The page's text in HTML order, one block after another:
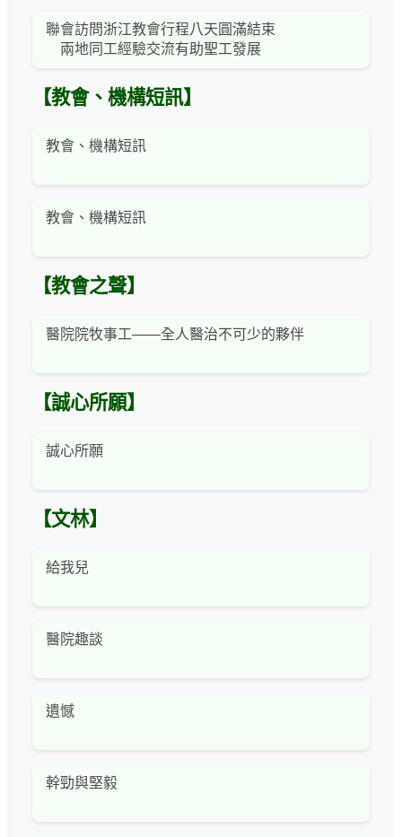
聯會訪問浙江教會行程八天圓滿結束
兩地同工經驗交流有助聖工發展
【教會、機構短訊】
教會、機構短訊
教會、機構短訊
【教會之聲】
醫院院牧事工——全人醫治不可少的夥伴
【誠心所願】
誠心所願
【文林】
給我兒
醫院趣談
遺憾
幹勁與堅毅